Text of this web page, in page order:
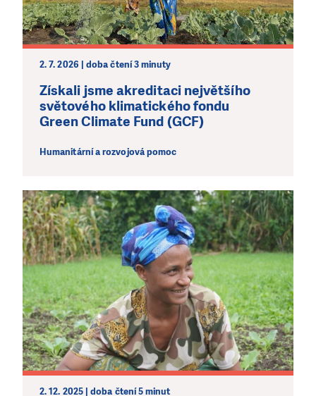
2. 7. 2026 | doba čtení 3 minuty
Získali jsme akreditaci největšího
světového klimatického fondu
Green Climate Fund (GCF)
Humanitární a rozvojová pomoc
2. 12. 2025 | doba čtení 5 minut
LÍBÍ SE VÁM, CO DĚLÁME?
PODPOŘTE NÁS!
Abychom mohli pomáhat smysluplně, neobejdeme se
bez Vaší podpory. Ať už se nám rozhodnete pomoci
Klubu přátel, Vaše dary nám umožní pomoci vždy tam,
kde je to nejvíce potřeba.
DAROVAT DAROVAT PRAVIDELNĚ